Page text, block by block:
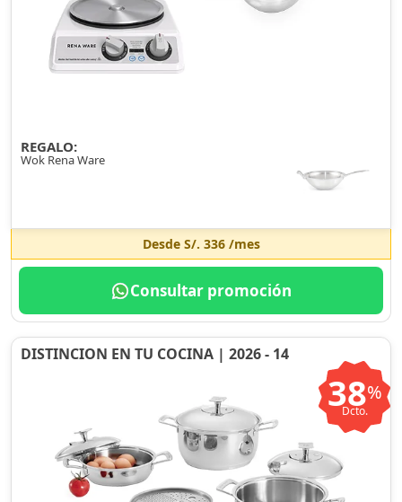
REGALO:
Wok Rena Ware
Desde S/. 336/mes
Consultar promoción
DISTINCION EN TU COCINA | 2026 - 14
38%
Dcto.